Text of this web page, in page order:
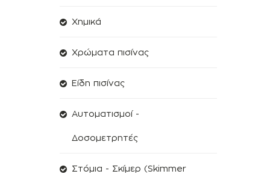
Χημικά
Χρώματα πισίνας
Είδη πισίνας
Αυτοματισμοί -
Δοσομετρητές
Στόμια - Σκίμερ (Skimmer